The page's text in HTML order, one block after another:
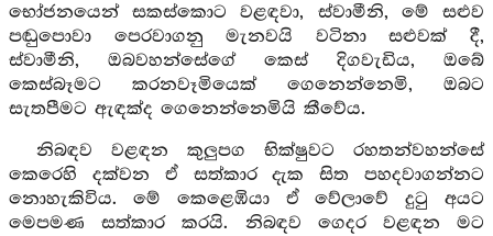
භෝජනයෙන් සකස්කොට වළඳවා, ස්වාමීනි, මේ සළුව
පඬුපොවා පෙරවාගනු මැනවයි වටිනා සළුවක් දී,
ස්වාමීනි, ඔබවහන්සේගේ කෙස් දිගවැඩිය, ඔබේ
කෙස්බෑමට කරනවෑමියෙක් ගෙනෙන්නෙමි, ඔබට
සැතපීමට ඇඳක්ද ගෙනෙන්නෙමියි කීවේය.
නිබඳව වළඳන කුලුපග භික්ෂුවට රහතන්වහන්සේ
කෙරෙහි දක්වන ඒ සත්කාර දැක සිත පහදවාගන්නට
නොහැකිවිය. මේ කෙළෙඹියා ඒ වේලාවේ දුටු අයට
මෙපමණ සත්කාර කරයි. නිබඳව ගෙදර වළඳන මට